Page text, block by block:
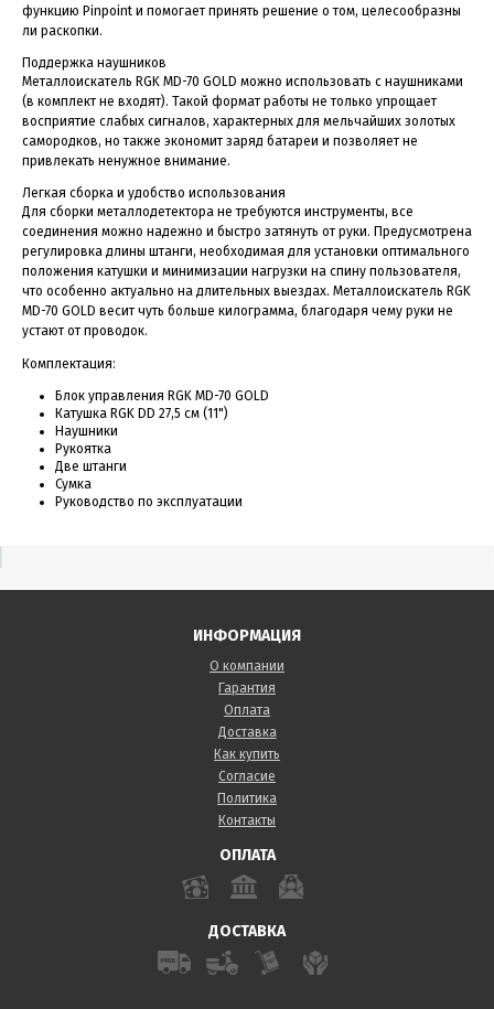
функцию Pinpoint и помогает принять решение о том, целесообразны
ли раскопки.
Поддержка наушников
Металлоискатель RGK MD-70 GOLD можно использовать с наушниками
(в комплект не входят). Такой формат работы не только упрощает
восприятие слабых сигналов, характерных для мельчайших золотых
самородков, но также экономит заряд батареи и позволяет не
привлекать ненужное внимание.
Легкая сборка и удобство использования
Для сборки металлодетектора не требуются инструменты, все
соединения можно надежно и быстро затянуть от руки. Предусмотрена
регулировка длины штанги, необходимая для установки оптимального
положения катушки и минимизации нагрузки на спину пользователя,
что особенно актуально на длительных выездах. Металлоискатель RGK
MD-70 GOLD весит чуть больше килограмма, благодаря чему руки не
устают от проводок.
Комплектация:
Блок управления RGK MD-70 GOLD
Катушка RGK DD 27,5 см (11")
Наушники
Рукоятка
Две штанги
Сумка
Руководство по эксплуатации
ИНФОРМАЦИЯ
О компании
Гарантия
Оплата
Доставка
Как купить
Согласие
Политика
Контакты
ОПЛАТА
ДОСТАВКА